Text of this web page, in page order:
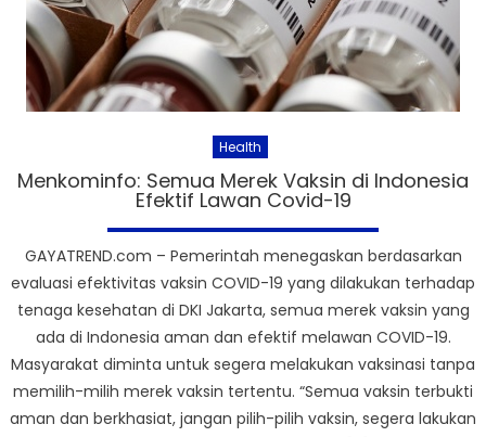
Health
Menkominfo: Semua Merek Vaksin di Indonesia
Efektif Lawan Covid-19
GAYATREND.com – Pemerintah menegaskan berdasarkan
evaluasi efektivitas vaksin COVID-19 yang dilakukan terhadap
tenaga kesehatan di DKI Jakarta, semua merek vaksin yang
ada di Indonesia aman dan efektif melawan COVID-19.
Masyarakat diminta untuk segera melakukan vaksinasi tanpa
memilih-milih merek vaksin tertentu. “Semua vaksin terbukti
aman dan berkhasiat, jangan pilih-pilih vaksin, segera lakukan